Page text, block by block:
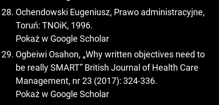
Ochendowski Eugeniusz, Prawo administracyjne,
Toruń: TNOiK, 1996.
Pokaż w Google Scholar
Ogbeiwi Osahon, „Why written objectives need to
be really SMART” British Journal of Health Care
Management, nr 23 (2017): 324-336.
Pokaż w Google Scholar